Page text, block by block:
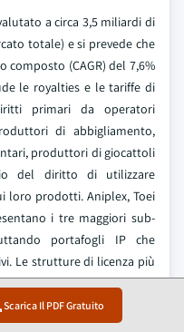
Scarica Il PDF Gratuito
a circa 3,5 miliardi di
totale) e si prevede che
composto (CAGR) del 7,6%
le royalties e le tariffe di
primari da operatori
di abbigliamento,
produttori di giocattoli
del diritto di utilizzare
loro prodotti. Aniplex, Toei
i tre maggiori sub-
portafogli IP che
Le strutture di licenza più
sono gli accordi
(ad esempio, Demon
a uno sviluppatore di